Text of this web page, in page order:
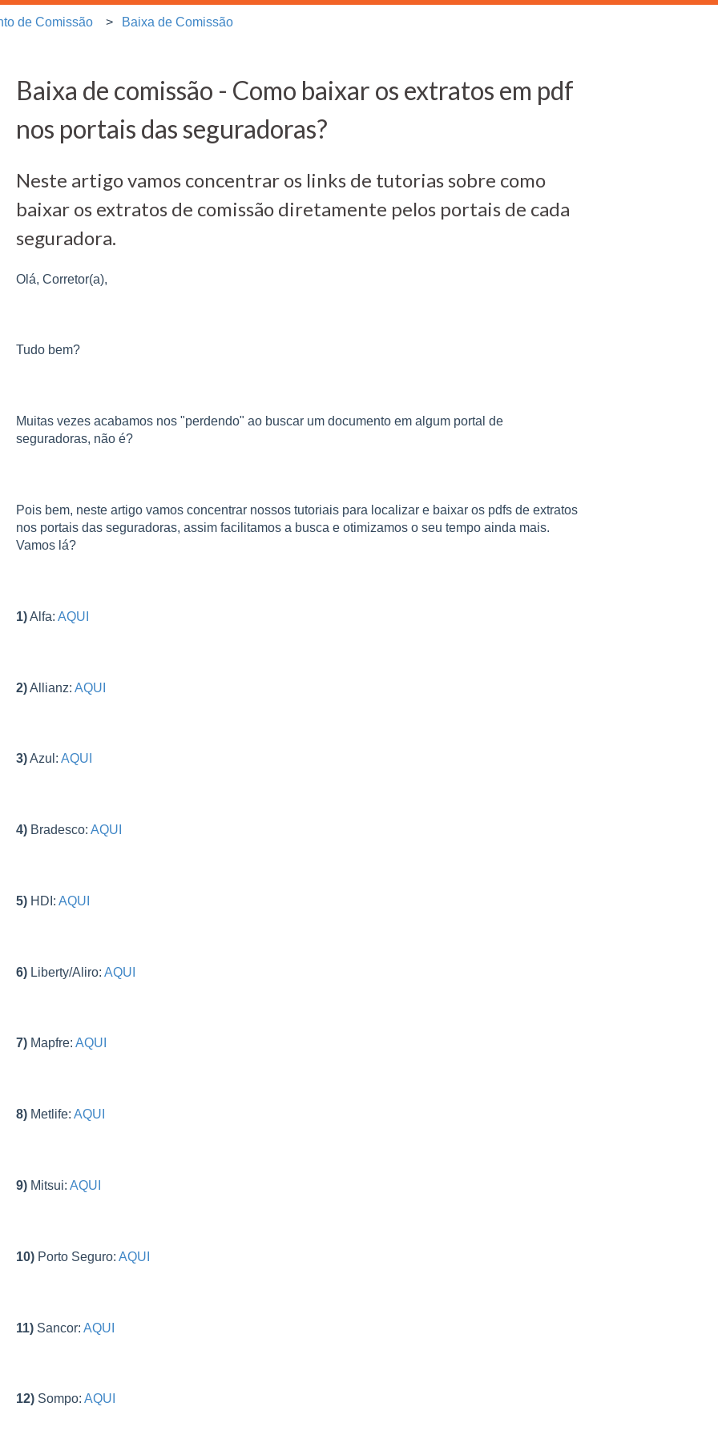
de Comissão Baixa de Comissão
Baixa de comissão - Como baixar os extratos em pdf
nos portais das seguradoras?
Neste artigo vamos concentrar os links de tutorias sobre como
baixar os extratos de comissão diretamente pelos portais de cada
seguradora.
Olá, Corretor(a),
Tudo bem?
Muitas vezes acabamos nos "perdendo" ao buscar um documento em algum portal de
seguradoras, não é?
Pois bem, neste artigo vamos concentrar nossos tutoriais para localizar e baixar os pdfs de extratos
nos portais das seguradoras, assim facilitamos a busca e otimizamos o seu tempo ainda mais.
Vamos lá?
1)Alfa: AQUI
2)Allianz: AQUI
3)Azul: AQUI
4)Bradesco: AQUI
5)HDI: AQUI
6)Liberty/Aliro: AQUI
7)Mapfre: AQUI
8)Metlife: AQUI
9)Mitsui: AQUI
10)Porto Seguro: AQUI
11)Sancor: AQUI
12)Sompo: AQUI